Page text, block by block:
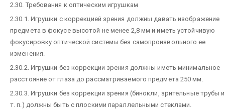
2.30. Требования к оптическим игрушкам
2.30.1. Игрушки с коррекцией зрения должны давать изображение
предмета в фокусе высотой не менее 2,8 мм и иметь устойчивую
фокусировку оптической системы без самопроизвольного ее
изменения.
2.30.2. Игрушки без коррекции зрения должны иметь минимальное
расстояние от глаза до рассматриваемого предмета 250 мм.
2.30.3. Игрушки без коррекции зрения (бинокли, зрительные трубы и
т. п.) должны быть с плоскими параллельными стеклами.